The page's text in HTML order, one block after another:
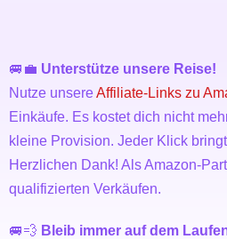
🚐💼 Unterstütze unsere Reise!
Nutze unsereAffiliate-Links zu
Einkäufe. Es kostet dich nicht
kleine Provision. Jeder Klick
Herzlichen Dank! Als Amazon-
qualifizierten Verkäufen.
🚐💨 Bleib immer auf dem